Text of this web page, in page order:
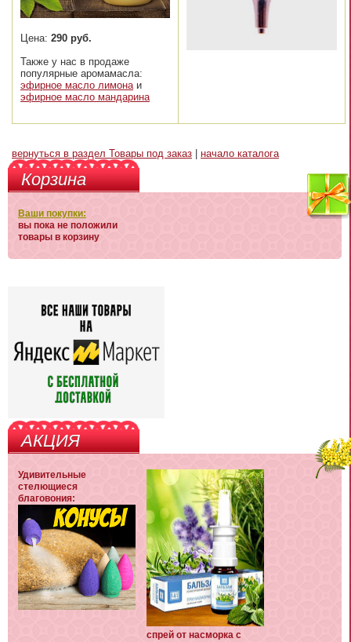
Цена: 290 руб.
Также у нас в продаже
популярные аромамасла:
эфирное масло лимонаи
эфирное масло мандарина
вернуться в раздел Товары под заказ | начало каталога
Корзина
Ваши покупки:
вы пока не положили
товары в корзину
АКЦИЯ
Удивительные
стелющиеся
благовония:
спрей от насморка с